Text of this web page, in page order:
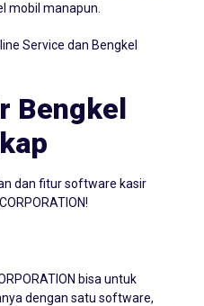
mobil manapun.
Service dan Bengkel
Bengkel
dan fitur software kasir
bisa untuk
dengan satu software,